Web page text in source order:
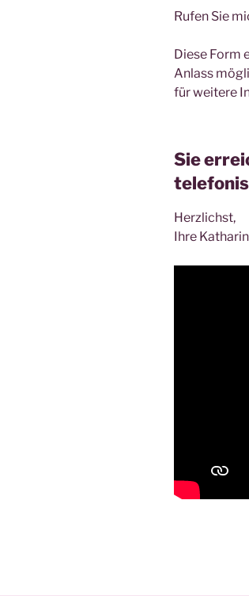
Rufen Sie
Diese Form
Anlass
für weitere
Sie
Herzlichst,
Ihre